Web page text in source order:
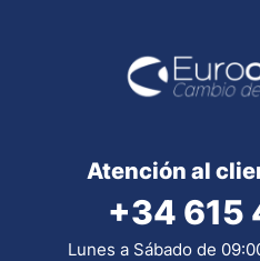
Atención al
+34 615
Lunes a Sábado de